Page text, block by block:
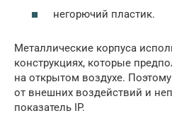
негорючий пластик.
Металлические корпуса
конструкциях, которые
на открытом воздухе.
от внешних воздействий и
показатель IP.